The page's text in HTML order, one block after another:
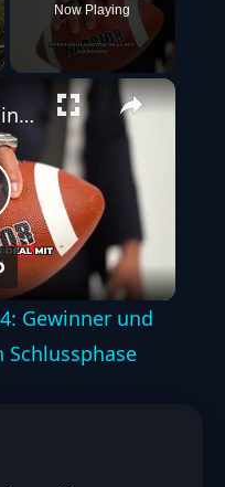
Now Playing
NFL Trade Deadline 2024: Gewinner und Verlierer der hektischen Schlussphase
Gewinner und